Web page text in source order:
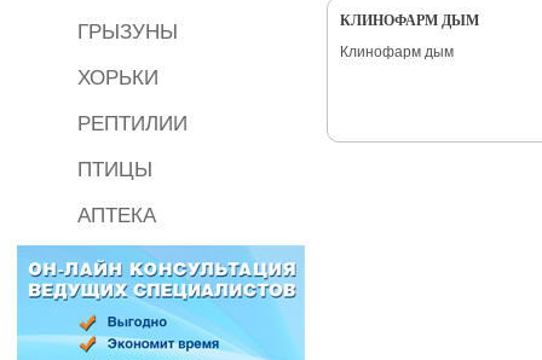
КЛИНОФАРМ ДЫМ
Клинофарм дым
ГРЫЗУНЫ
ХОРЬКИ
РЕПТИЛИИ
ПТИЦЫ
АПТЕКА